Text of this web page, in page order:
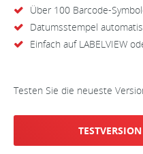
Über 100 Barcode-
Datumsstempel
Einfach auf LABELVIEW
Testen Sie die neueste